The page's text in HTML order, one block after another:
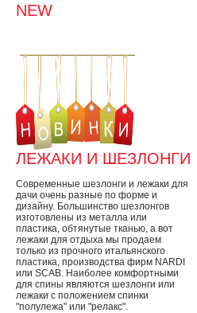
NEW
ЛЕЖАКИ И ШЕЗЛОНГИ
Современные шезлонги и лежаки для
дачи очень разные по форме и
дизайну. Большинство шезлонгов
изготовлены из металла или
пластика, обтянутые тканью, а вот
лежаки для отдыха мы продаем
только из прочного итальянского
пластика, производства фирм NARDI
или SCAB. Наиболее комфортными
для спины являются шезлонги или
лежаки с положением спинки
"полулежа" или "релакс".